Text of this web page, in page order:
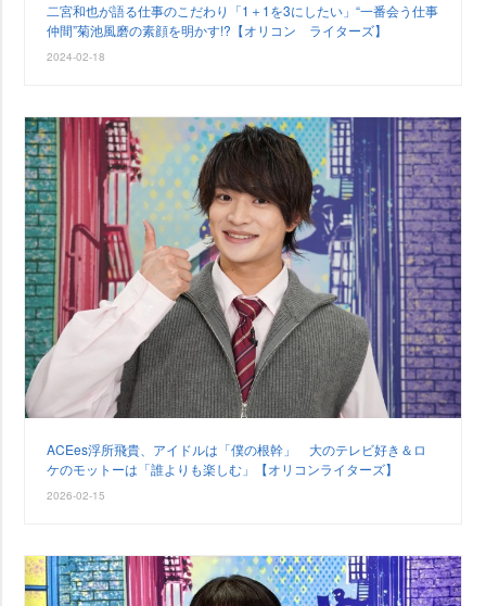
二宮和也が語る仕事のこだわり「1＋1を3にしたい」“一番会う仕事
仲間”菊池風磨の素顔を明かす!?【オリコン ライターズ】
2024-02-18
ACEes浮所飛貴、アイドルは「僕の根幹」 大のテレビ好き＆ロ
ケのモットーは「誰よりも楽しむ」【オリコンライターズ】
2026-02-15